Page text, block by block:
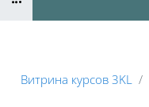
Витрина курсов 3KL